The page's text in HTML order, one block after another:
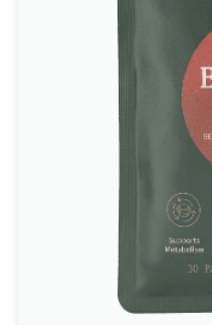
Ein Schritt pro